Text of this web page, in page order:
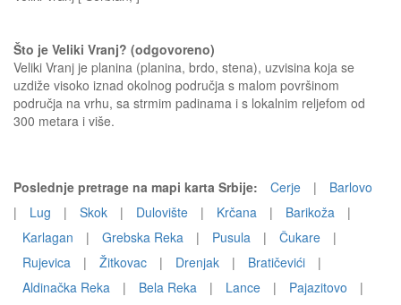
Što je Veliki Vranj? (odgovoreno)
Veliki Vranj je planina (planina, brdo, stena), uzvisina koja se
uzdiže visoko iznad okolnog područja s malom površinom
područja na vrhu, sa strmim padinama i s lokalnim reljefom od
300 metara i više.
Poslednje pretrage na mapi karta Srbije: Cerje |
Barlovo
|
Lug | Skok | Dulovište | Krčana | Barikoža
|
Karlagan
| Grebska Reka | Pusula | Čukare
|
Rujevica
| Žitkovac | Drenjak | Bratičevići
|
Aldinačka Reka
| Bela Reka | Lance | Pajazitovo
|